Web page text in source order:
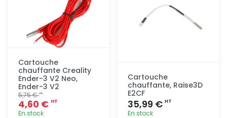
Cartouche
chauffante Creality
Ender-3 V2 Neo,
Ender-3 V2
5,75 €HT
4,60 € HT
En stock
Cartouche
chauffante, Raise3D
E2CF
35,99 € HT
En stock